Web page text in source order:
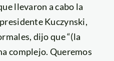
llevaron a cabo la
Kuczynski,
dijo que “(la
complejo. Queremos